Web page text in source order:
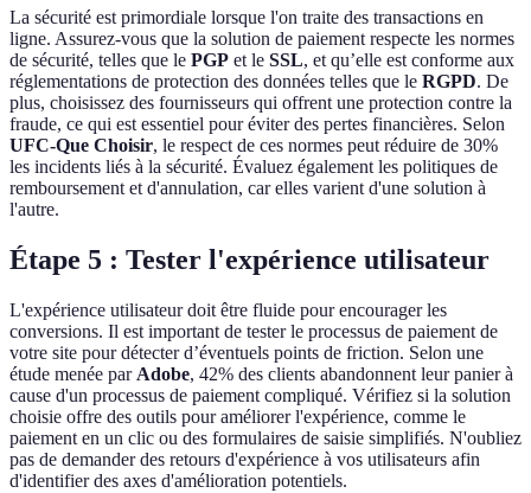
La sécurité est primordiale lorsque l'on traite des transactions en
ligne. Assurez-vous que la solution de paiement respecte les normes
de sécurité, telles que le PGP et le SSL, et qu’elle est conforme aux
réglementations de protection des données telles que le RGPD. De
plus, choisissez des fournisseurs qui offrent une protection contre la
fraude, ce qui est essentiel pour éviter des pertes financières. Selon
UFC-Que Choisir, le respect de ces normes peut réduire de 30%
les incidents liés à la sécurité. Évaluez également les politiques de
remboursement et d'annulation, car elles varient d'une solution à
l'autre.
Étape 5 : Tester l'expérience utilisateur
L'expérience utilisateur doit être fluide pour encourager les
conversions. Il est important de tester le processus de paiement de
votre site pour détecter d’éventuels points de friction. Selon une
étude menée par Adobe, 42% des clients abandonnent leur panier à
cause d'un processus de paiement compliqué. Vérifiez si la solution
choisie offre des outils pour améliorer l'expérience, comme le
paiement en un clic ou des formulaires de saisie simplifiés. N'oubliez
pas de demander des retours d'expérience à vos utilisateurs afin
d'identifier des axes d'amélioration potentiels.